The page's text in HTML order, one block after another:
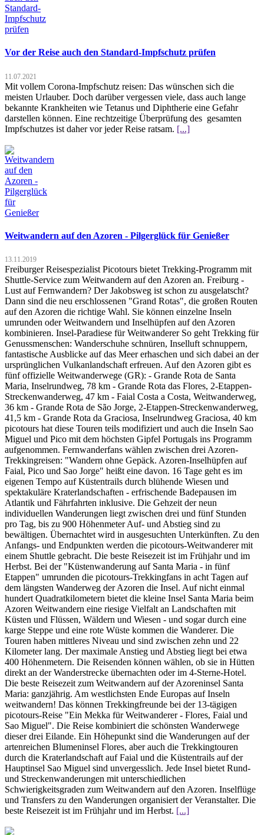
Vor der Reise auch den Standard-Impfschutz prüfen
11.07.2021
Mit vollem Corona-Impfschutz reisen: Das wünschen sich die
meisten Urlauber. Doch darüber vergessen viele, dass auch lange
bekannte Krankheiten wie Tetanus und Diphtherie eine Gefahr
darstellen können. Eine rechtzeitige Überprüfung des gesamten
Impfschutzes ist daher vor jeder Reise ratsam. [...]
Weitwandern auf den Azoren - Pilgerglück für Genießer
13.11.2019
Freiburger Reisespezialist Picotours bietet Trekking-Programm mit
Shuttle-Service zum Weitwandern auf den Azoren an. Freiburg -
Lust auf Fernwandern? Der Jakobsweg ist schon zu ausgelatscht?
Dann sind die neu erschlossenen "Grand Rotas", die großen Routen
auf den Azoren die richtige Wahl. Sie können einzelne Inseln
umrunden oder Weitwandern und Inselhüpfen auf den Azoren
kombinieren. Insel-Paradiese für Weitwanderer So geht Trekking für
Genussmenschen: Wanderschuhe schnüren, Inselluft schnuppern,
fantastische Ausblicke auf das Meer erhaschen und sich dabei an der
ursprünglichen Vulkanlandschaft erfreuen. Auf den Azoren gibt es
fünf offizielle Weitwanderwege (GR): - Grande Rota de Santa
Maria, Inselrundweg, 78 km - Grande Rota das Flores, 2-Etappen-
Streckenwanderweg, 47 km - Faial Costa a Costa, Weitwanderweg,
36 km - Grande Rota de São Jorge, 2-Etappen-Streckenwanderweg,
41,5 km - Grande Rota da Graciosa, Inselrundweg Graciosa, 40 km
picotours hat diese Touren teils modifiziert und auch die Inseln Sao
Miguel und Pico mit dem höchsten Gipfel Portugals ins Programm
aufgenommen. Fernwanderfans wählen zwischen drei Azoren-
Trekkingreisen: "Wandern ohne Gepäck. Azoren-Inselhüpfen auf
Faial, Pico und Sao Jorge" heißt eine davon. 16 Tage geht es im
eigenen Tempo auf Küstentrails durch blühende Wiesen und
spektakuläre Kraterlandschaften - erfrischende Badepausen im
Atlantik und Fährfahrten inklusive. Die Gehzeit der neun
individuellen Wanderungen liegt zwischen drei und fünf Stunden
pro Tag, bis zu 900 Höhenmeter Auf- und Abstieg sind zu
bewältigen. Übernachtet wird in ausgesuchten Unterkünften. Zu den
Anfangs- und Endpunkten werden die picotours-Weitwanderer mit
einem Shuttle gebracht. Die beste Reisezeit ist im Frühjahr und im
Herbst. Bei der "Küstenwanderung auf Santa Maria - in fünf
Etappen" umrunden die picotours-Trekkingfans in acht Tagen auf
dem längsten Wanderweg der Azoren die Insel. Auf nicht einmal
hundert Quadratkilometern bietet die kleine Insel Santa Maria beim
Azoren Weitwandern eine riesige Vielfalt an Landschaften mit
Küsten und Flüssen, Wäldern und Wiesen - und sogar durch eine
karge Steppe und eine rote Wüste kommen die Wanderer. Die
Touren haben mittleres Niveau und sind zwischen zehn und 22
Kilometer lang. Der maximale Anstieg und Abstieg liegt bei etwa
400 Höhenmetern. Die Reisenden können wählen, ob sie in Hütten
direkt an der Wanderstrecke übernachten oder im 4-Sterne-Hotel.
Die beste Reisezeit zum Weitwandern auf der Azoreninsel Santa
Maria: ganzjährig. Am westlichsten Ende Europas auf Inseln
weitwandern! Das können Trekkingfreunde bei der 13-tägigen
picotours-Reise "Ein Mekka für Weitwanderer - Flores, Faial und
Sao Miguel". Die Reise kombiniert die schönsten Wanderwege
dieser drei Eilande. Ein Höhepunkt sind die Wanderungen auf der
artenreichen Blumeninsel Flores, aber auch die Trekkingtouren
durch die Kraterlandschaft auf Faial und die Küstentrails auf der
Hauptinsel Sao Miguel sind unvergesslich. Jede Insel bietet Rund-
und Streckenwanderungen mit unterschiedlichen
Schwierigkeitsgraden zum Weitwandern auf den Azoren. Inselflüge
und Transfers zu den Wanderungen organisiert der Veranstalter. Die
beste Reisezeit ist im Frühjahr und im Herbst. [...]